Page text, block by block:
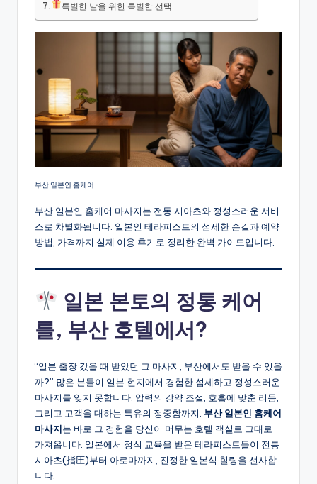
특별한 날을 위한 특별한 선택
부산 일본인 홈케어
부산 일본인 홈케어 마사지는 전통 시아츠와 정성스러운 서비
스로 차별화됩니다. 일본인 테라피스트의 섬세한 손길과 예약
방법, 가격까지 실제 이용 후기로 정리한 완벽 가이드입니다.
일본 본토의 정통 케어
를, 부산 호텔에서?
“일본 출장 갔을 때 받았던 그 마사지, 부산에서도 받을 수 있을
까?” 많은 분들이 일본 현지에서 경험한 섬세하고 정성스러운
마사지를 잊지 못합니다. 압력의 강약 조절, 호흡에 맞춘 리듬,
그리고 고객을 대하는 특유의 정중함까지. 부산 일본인 홈케어
마사지는 바로 그 경험을 당신이 머무는 호텔 객실로 그대로
가져옵니다. 일본에서 정식 교육을 받은 테라피스트들이 전통
시아츠(指圧)부터 아로마까지, 진정한 일본식 힐링을 선사합
니다.